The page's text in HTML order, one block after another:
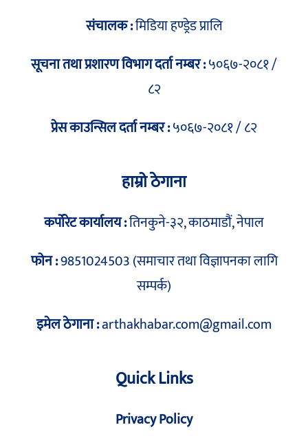
संचालक :मिडिया हण्ड्रेड प्रालि
सूचना तथा प्रशारण विभाग दर्ता नम्बर :५०६७-२०८१ /
८२
प्रेस काउन्सिल दर्ता नम्बर :५०६७-२०८१ / ८२
हाम्रो ठेगाना
कर्पोरेट कार्यालय :तिनकुने-३२, काठमाडौं, नेपाल
फोन :9851024503 (समाचार तथा विज्ञापनका लागि
सम्पर्क)
इमेल ठेगाना :arthakhabar.com@gmail.com
Quick Links
Privacy Policy